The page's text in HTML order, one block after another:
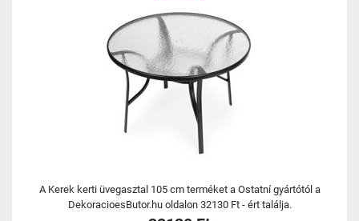
A Kerek kerti üvegasztal 105 cm terméket a Ostatní gyártótól a
DekoracioesButor.hu oldalon 32130 Ft - ért találja.